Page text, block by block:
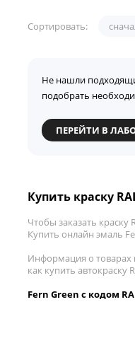
Сортировать:
Не нашли
подобрать
ПЕРЕЙТИ В
Купить краску
Чтобы заказать
Купить онлайн эмаль
Информация о товарах
как купить автокраску
Fern Green с кодом